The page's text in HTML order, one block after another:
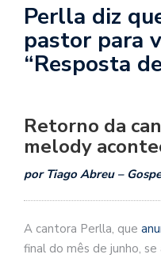
Perlla diz
pastor para
“Resposta
Retorno da
melody
por Tiago Abreu –
A cantora Perlla, que
final do mês de junho,